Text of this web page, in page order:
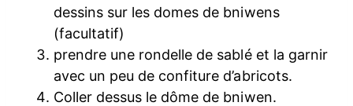
dessins sur les domes de bniwens
(facultatif)
prendre une rondelle de sablé et la garnir
avec un peu de confiture d’abricots.
Coller dessus le dôme de bniwen.